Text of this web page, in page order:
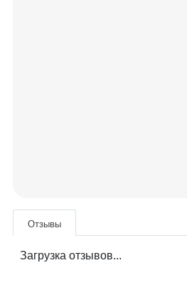
Отзывы
Загрузка отзывов...